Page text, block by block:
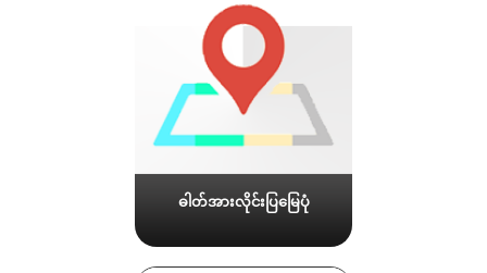
ဓါတ်အားလိုင်းပြမြေပုံ